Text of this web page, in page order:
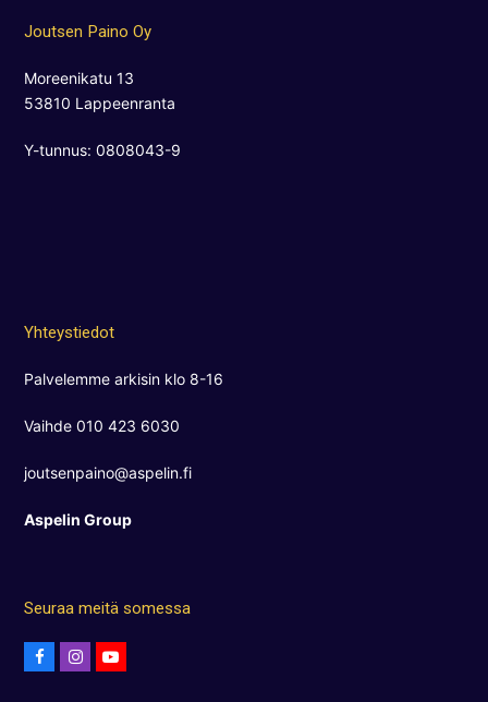
Joutsen Paino Oy
Moreenikatu 13
53810 Lappeenranta
Y-tunnus: 0808043-9
Yhteystiedot
Palvelemme arkisin klo 8-16
Vaihde 010 423 6030
joutsenpaino@aspelin.fi
Aspelin Group
Seuraa meitä somessa
F
I